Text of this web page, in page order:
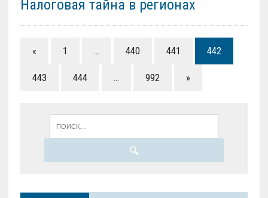
Налоговая тайна в регионах
« 1 … 440 441 442
443 444 … 992 »